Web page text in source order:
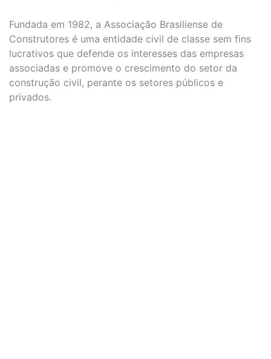
Fundada em 1982, a Associação Brasiliense de
Construtores é uma entidade civil de classe sem fins
lucrativos que defende os interesses das empresas
associadas e promove o crescimento do setor da
construção civil, perante os setores públicos e
privados.